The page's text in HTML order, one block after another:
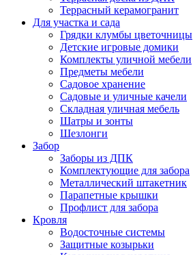
Террасный керамогранит
Для участка и сада
Грядки клумбы цветочницы
Детские игровые домики
Комплекты уличной мебели
Предметы мебели
Садовое хранение
Садовые и уличные качели
Складная уличная мебель
Шатры и зонты
Шезлонги
Забор
Заборы из ДПК
Комплектующие для забора
Металлический штакетник
Парапетные крышки
Профлист для забора
Кровля
Водосточные системы
Защитные козырьки